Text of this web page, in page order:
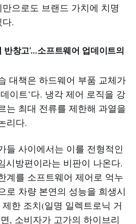
으로도 브랜드 가치에 치명
.
반창고’…소프트웨어 업데이트의
대책은 하드웨어 부품 교체가
이트’다. 냉각 제어 로직을 강
는 최대 전류를 제한해 과열을
리다.
들 사이에서는 이를 전형적인
시방편이라는 비판이 나온다.
계를 소프트웨어 제어로 억누
로 차량 본연의 성능을 희생시
한 조치(일명 일렉트로닉 거
, 소비자가 고가의 하이브리